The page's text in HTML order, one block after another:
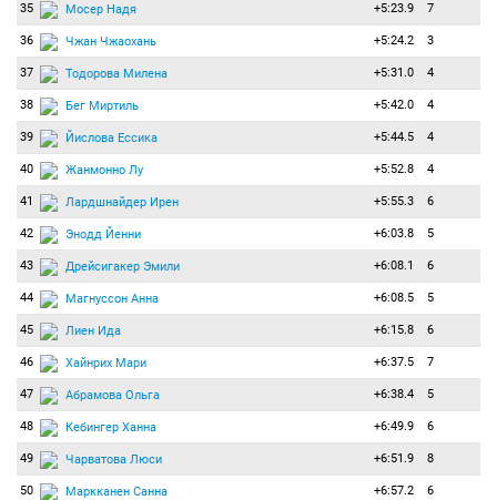
35 Мосер Надя +5:23.9 7
36 Чжан Чжаохань +5:24.2 3
37 Тодорова Милена +5:31.0 4
38 Бег Миртиль +5:42.0 4
39 Йислова Ессика +5:44.5 4
40 Жанмонно Лу +5:52.8 4
41 Лардшнайдер Ирен +5:55.3 6
42 Энодд Йенни +6:03.8 5
43 Дрейсигакер Эмили +6:08.1 6
44 Магнуссон Анна +6:08.5 5
45 Лиен Ида +6:15.8 6
46 Хайнрих Мари +6:37.5 7
47 Абрамова Ольга +6:38.4 5
48 Кебингер Ханна +6:49.9 6
49 Чарватова Люси +6:51.9 8
50 Маркканен Санна +6:57.2 6